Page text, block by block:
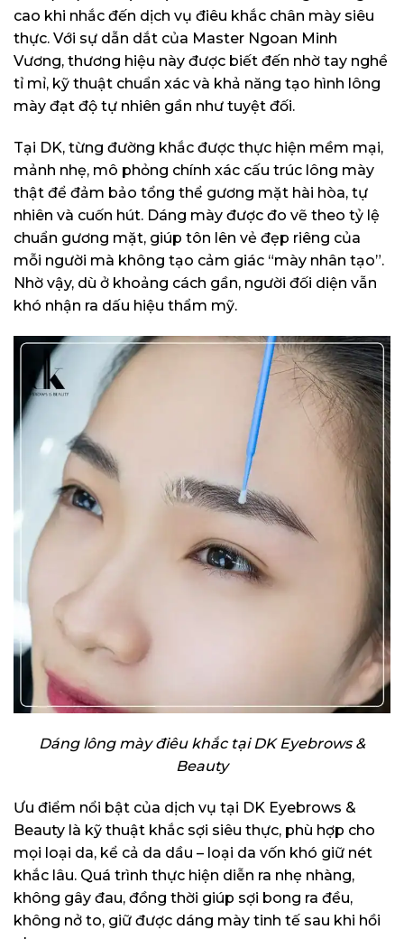
cao khi nhắc đến dịch vụ điêu khắc chân mày siêu
thực. Với sự dẫn dắt của Master Ngoan Minh
Vương, thương hiệu này được biết đến nhờ tay nghề
tỉ mỉ, kỹ thuật chuẩn xác và khả năng tạo hình lông
mày đạt độ tự nhiên gần như tuyệt đối.
Tại DK, từng đường khắc được thực hiện mềm mại,
mảnh nhẹ, mô phỏng chính xác cấu trúc lông mày
thật để đảm bảo tổng thể gương mặt hài hòa, tự
nhiên và cuốn hút. Dáng mày được đo vẽ theo tỷ lệ
chuẩn gương mặt, giúp tôn lên vẻ đẹp riêng của
mỗi người mà không tạo cảm giác “mày nhân tạo”.
Nhờ vậy, dù ở khoảng cách gần, người đối diện vẫn
khó nhận ra dấu hiệu thẩm mỹ.
Dáng lông mày điêu khắc tại DK Eyebrows &
Beauty
Ưu điểm nổi bật của dịch vụ tại DK Eyebrows &
Beauty là kỹ thuật khắc sợi siêu thực, phù hợp cho
mọi loại da, kể cả da dầu – loại da vốn khó giữ nét
khắc lâu. Quá trình thực hiện diễn ra nhẹ nhàng,
không gây đau, đồng thời giúp sợi bong ra đều,
không nở to, giữ được dáng mày tinh tế sau khi hồi